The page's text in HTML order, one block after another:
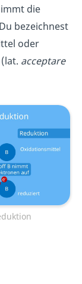
die
bezeichnest
oder
acceptare